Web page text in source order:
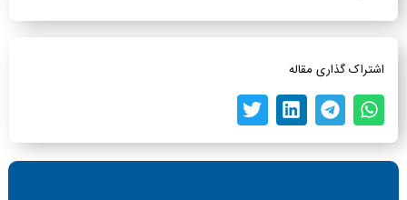
اشتراک گذاری مقاله